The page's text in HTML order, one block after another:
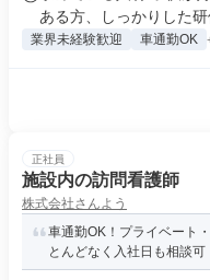
ある方、しっかりした研
業界未経験歓迎 車通勤OK
正社員
施設内の訪問看護師
株式会社さんよう
車通勤OK！プライベート
とんどなく入社日も相談可